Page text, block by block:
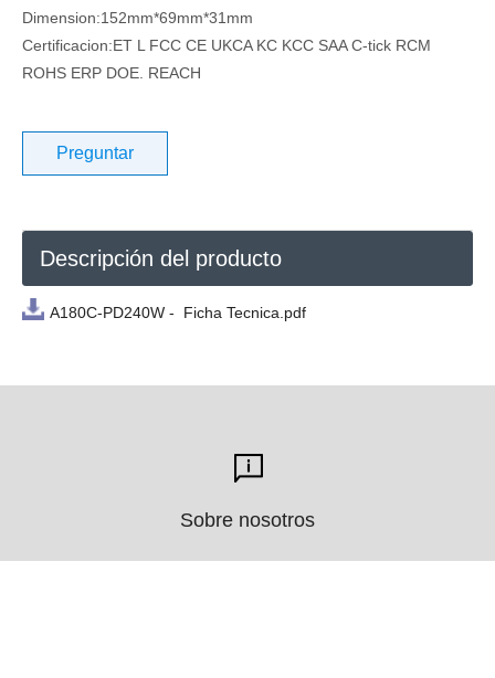
Dimension:152mm*69mm*31mm
Certificacion:ET L FCC CE UKCA KC KCC SAA C-tick RCM
ROHS ERP DOE. REACH
Preguntar
Descripción del producto
A180C-PD240W - Ficha Tecnica.pdf
Sobre nosotros